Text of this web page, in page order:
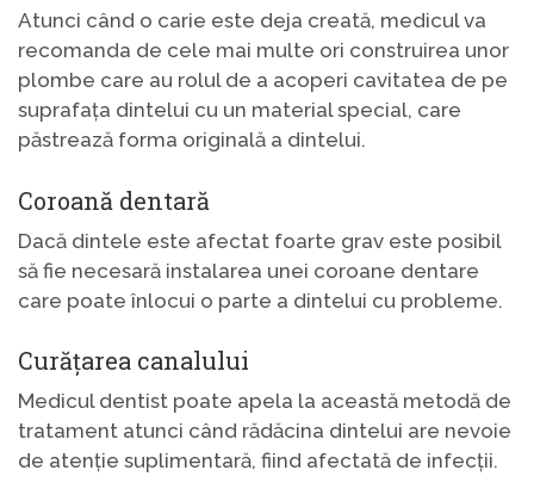
Atunci când o carie este deja creată, medicul va
recomanda de cele mai multe ori construirea unor
plombe care au rolul de a acoperi cavitatea de pe
suprafața dintelui cu un material special, care
păstrează forma originală a dintelui.
Coroană dentară
Dacă dintele este afectat foarte grav este posibil
să fie necesară instalarea unei coroane dentare
care poate înlocui o parte a dintelui cu probleme.
Curățarea canalului
Medicul dentist poate apela la această metodă de
tratament atunci când rădăcina dintelui are nevoie
de atenție suplimentară, fiind afectată de infecții.